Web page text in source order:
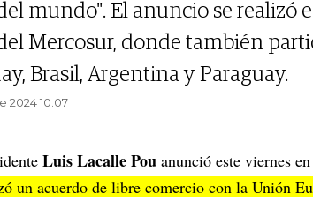
mundo". El anuncio se realizó
Mercosur, donde también
Brasil, Argentina y Paraguay.
2024 10.07
Luis Lacalle Pou anunció este viernes
un acuerdo de libre comercio con la Unión